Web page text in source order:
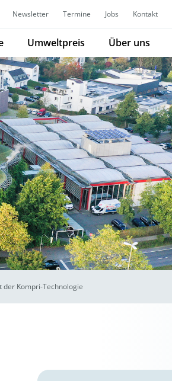
Newsletter Termine Jobs Kontakt
Umweltpreis Über uns
Kompri-Technologie